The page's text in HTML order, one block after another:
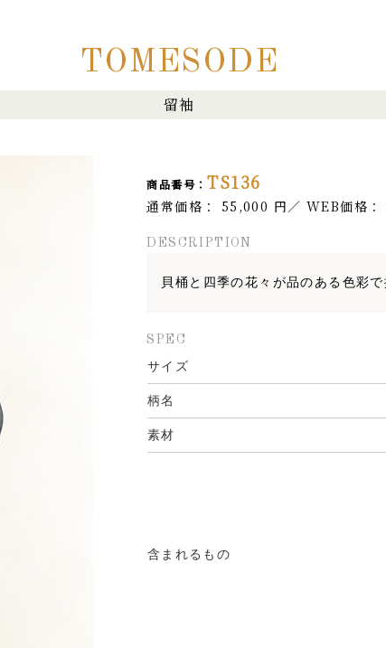
TOMESODE
留袖
商品番号：TS136
通常価格： 55,000 円／ WEB価格：
DESCRIPTION
貝桶と四季の花々が品のある色彩
SPEC
サイズ
柄名
素材
含まれるもの